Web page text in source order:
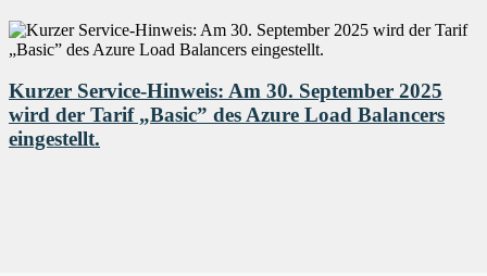
Kurzer Service-Hinweis: Am 30. September 2025
wird der Tarif „Basic” des Azure Load Balancers
eingestellt.